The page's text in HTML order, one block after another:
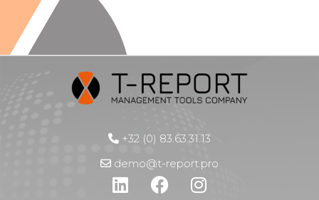
+32 (0) 83.63.31.13
demo@t-report.pro